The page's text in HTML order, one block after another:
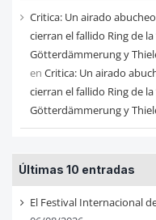
Critica: Un airado
cierran el fallido Ring de
Götterdämmerung y
en Critica: Un airado
cierran el fallido Ring de
Götterdämmerung y
Últimas 10 entradas
El Festival Internacional